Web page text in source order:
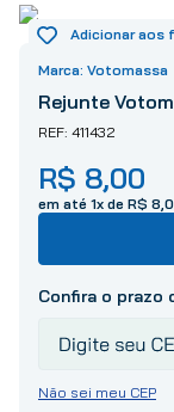
Votomassa
Rejunte
411432
R$ 8,00
em até 1x de R$ 8
Não sei meu CEP
4
º
5º
vaso
6º
chuveiro
7º
cimento
8º
torneira
9 º
telha